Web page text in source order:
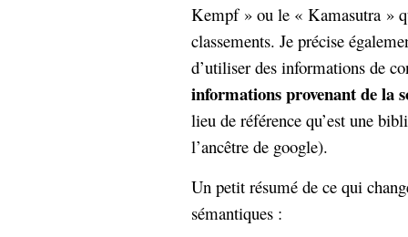
Kempf » ou le « Kamasutra »
classements. Je précise
d’utiliser des informations de
informations provenant de la
lieu de référence qu’est une
l’ancêtre de google).
Un petit résumé de ce qui
sémantiques :